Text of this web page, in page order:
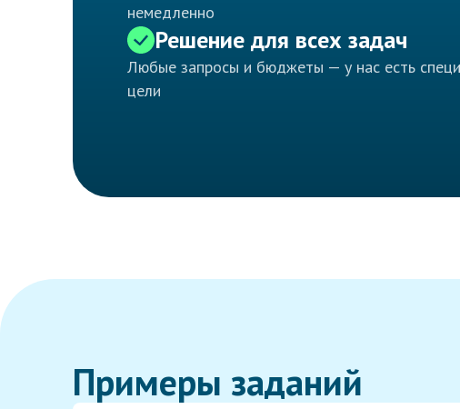
немедленно
Решение для всех задач
Любые запросы и бюджеты — у нас есть
цели
Примеры заданий